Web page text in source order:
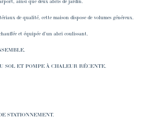
de qualité, cette maison dispose de volumes généreux.
et équipée d’un abri coulissant.
SOL ET POMPE À CHALEUR RÉCENTE.
STATIONNEMENT.